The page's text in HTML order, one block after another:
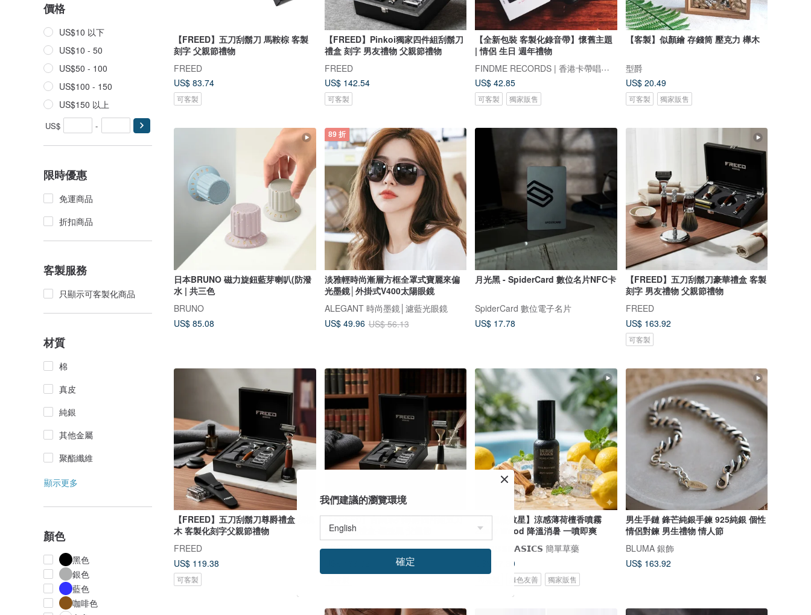
價格
US$10 以下
US$10 - 50
US$50 - 100
US$100 - 150
US$150 以上
US$ -
限時優惠
免運商品
折扣商品
客製服務
只顯示可客製化商品
材質
棉
真皮
純銀
其他金屬
聚酯纖維
顯示更多
顏色
黑色
銀色
藍色
咖啡色
【FREED】五刀刮鬍刀 馬鞍棕 客製
刻字 父親節禮物
FREED
US$ 83.74
可客製
【FREED】Pinkoi獨家四件組刮鬍刀
禮盒 刻字 男友禮物 父親節禮物
FREED
US$ 142.54
可客製
【全新包裝 客製化錄音帶】懷舊主題
| 情侶 生日 週年禮物
FINDME RECORDS | 香港卡帶唱片生活店
US$ 42.85
可客製 獨家販售
【客製】似顏繪 存錢筒 壓克力 櫸木
型爵
US$ 20.49
可客製 獨家販售
日本BRUNO 磁力旋鈕藍芽喇叭(防潑
水 | 共三色
BRUNO
US$ 85.08
89 折
淡雅輕時尚漸層方框全罩式寶麗來偏
光墨鏡│外掛式V400太陽眼鏡
ALEGANT 時尚墨鏡│濾藍光眼鏡
US$ 49.96 US$ 56.13
月光黑 - SpiderCard 數位名片NFC卡
SpiderCard 數位電子名片
US$ 17.78
【FREED】五刀刮鬍刀豪華禮盒 客製
刻字 男友禮物 父親節禮物
FREED
US$ 163.92
可客製
【FREED】五刀刮鬍刀尊爵禮盒 胡桃
木 客製化刻字父親節禮物
FREED
US$ 119.38
可客製
【FREED】古銅系列尊爵四件組五刀
式刮鬍刀禮盒-極致黑 父親節
FREED
【好鬼熱救星】涼感薄荷檀香噴霧
Zesty Wood 降溫消暑 一噴即爽
𝗛𝗘𝗥𝗕𝗦𝗕𝗔𝗦𝗜𝗖𝗦 簡單草藥
US$ 17.30
綠色友善 獨家販售
男生手鏈 鋒芒純銀手鍊 925純銀 個性
情侶對鍊 男生禮物 情人節
BLUMA 銀飾
US$ 163.92
我們建議的瀏覽環境
確定